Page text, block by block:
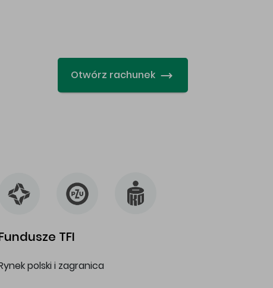
Otwórz rachunek
TFI
polski i zagranica